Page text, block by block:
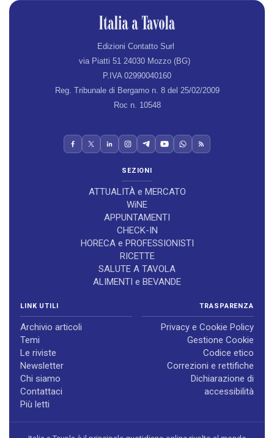
Edizioni Contatto Surl
via Piatti 51 24030 Mozzo (BG)
P.IVA 02990040160
Reg. Tribunale di Bergamo n. 8 del 25/02/2009
Roc n. 10548
SEZIONI
ATTUALITÀ e MERCATO
WiNE
APPUNTAMENTI
CHECK-IN
HORECA e PROFESSIONISTI
RICETTE
SALUTE A TAVOLA
ALIMENTI e BEVANDE
LINK UTILI
Archivio articoli
Temi
Le riviste
Newsletter
Chi siamo
Contattaci
Più letti
TRASPARENZA
Privacy e Cookie Policy
Gestione Cookie
Codice etico
Correzioni e rettifiche
Dichiarazione di
accessibilità